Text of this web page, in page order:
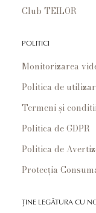
Club TEILOR
POLITICI
Monitorizarea
Politica de
Termeni și
Politica de GDPR
Politica de
Protecția
ȚINE LEGĂTURA CU